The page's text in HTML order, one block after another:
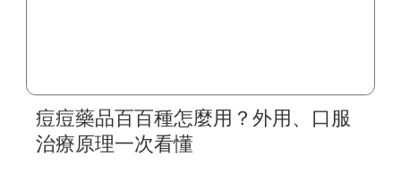
痘痘藥品百百種怎麼用？外用、口服
治療原理一次看懂